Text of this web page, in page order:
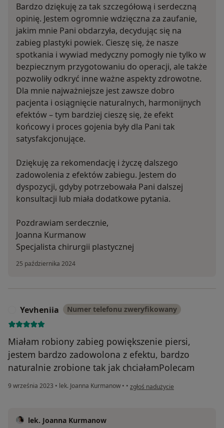
Bardzo dziękuję za tak szczegółową i serdeczną
opinię. Jestem ogromnie wdzięczna za zaufanie,
jakim mnie Pani obdarzyła, decydując się na
zabieg plastyki powiek. Cieszę się, że nasze
spotkania i wywiad medyczny pomogły nie tylko w
bezpiecznym przygotowaniu do operacji, ale także
pozwoliły odkryć inne ważne aspekty zdrowotne.
Dla mnie najważniejsze jest zawsze dobro
pacjenta i osiągnięcie naturalnych, harmonijnych
efektów – tym bardziej cieszę się, że efekt
końcowy i proces gojenia były dla Pani tak
satysfakcjonujące.
Dziękuję za rekomendację i życzę dalszego
zadowolenia z efektów zabiegu. Jestem do
dyspozycji, gdyby potrzebowała Pani dalszej
konsultacji lub miała dodatkowe pytania.
Pozdrawiam serdecznie,
Joanna Kurmanow
Specjalista chirurgii plastycznej
25 października 2024
Yevheniia Numer telefonu zweryfikowany
Miałam robiony zabieg powiększenie piersi,
jestem bardzo zadowolona z efektu, bardzo
naturalnie zrobione tak jak chciałamPolecam
9 września 2023 • lek. Joanna Kurmanow • • w opinii użytkownika Yevheniia
zgłoś nadużycie
lek. Joanna Kurmanow